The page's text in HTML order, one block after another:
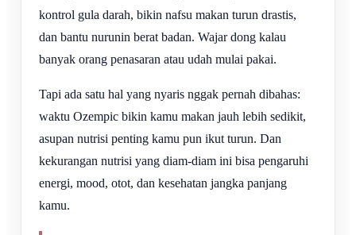
kontrol gula darah, bikin nafsu makan turun drastis,
dan bantu nurunin berat badan. Wajar dong kalau
banyak orang penasaran atau udah mulai pakai.
Tapi ada satu hal yang nyaris nggak pernah dibahas:
waktu Ozempic bikin kamu makan jauh lebih sedikit,
asupan nutrisi penting kamu pun ikut turun. Dan
kekurangan nutrisi yang diam-diam ini bisa pengaruhi
energi, mood, otot, dan kesehatan jangka panjang
kamu.